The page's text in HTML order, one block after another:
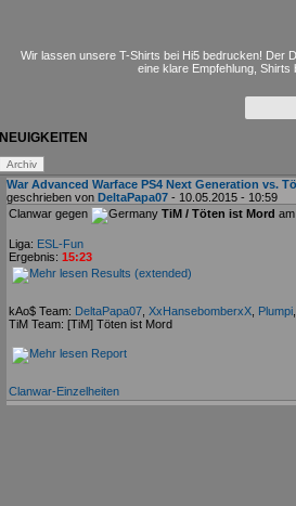
Wir lassen unsere T-Shirts bei Hi5 bedrucken! Der
eine klare Empfehlung,
NEUIGKEITEN
War Advanced Warface PS4 Next Generation vs.
geschrieben von DeltaPapa07- 10.05.2015 - 10:59
Clanwar gegen
TiM / Töten ist Mord
Liga: ESL-Fun
Ergebnis: 15:23
Results (extended)
kAo$ Team: DeltaPapa07, XxHansebomberxX, Plumpi
TiM Team: [TiM] Töten ist Mord
Report
Clanwar-Einzelheiten